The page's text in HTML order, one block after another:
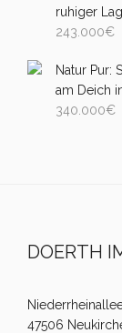
ruhiger
243.000€
Natur Pur:
am Deich
340.000€
DOERTH
47506